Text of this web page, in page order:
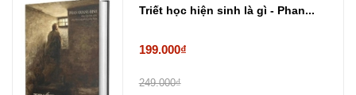
Triết học hiện sinh là gì - Phan...
199.000₫
249.000₫